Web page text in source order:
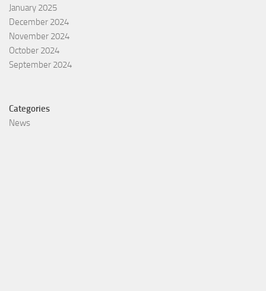
January 2025
December 2024
November 2024
October 2024
September 2024
Categories
News